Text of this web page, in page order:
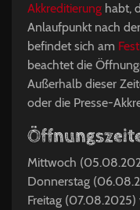
Akkreditierung habt,
Anlaufpunkt nach der
befindet sich am
beachtet die
Außerhalb dieser
oder die Presse-
Mittwoch
Donnerstag
Freitag (07.08.2025)